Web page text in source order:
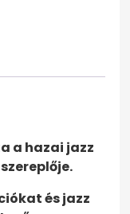
a hazai jazz
és jazz